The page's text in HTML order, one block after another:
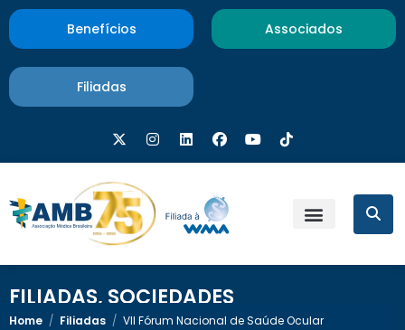
Benefícios Associados
Filiadas
FILIADAS, SOCIEDADES
Home / Filiadas / VII Fórum Nacional de Saúde Ocular